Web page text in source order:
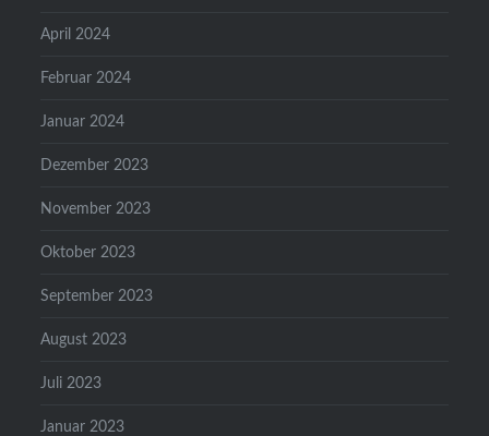
April 2024
Februar 2024
Januar 2024
Dezember 2023
November 2023
Oktober 2023
September 2023
August 2023
Juli 2023
Januar 2023